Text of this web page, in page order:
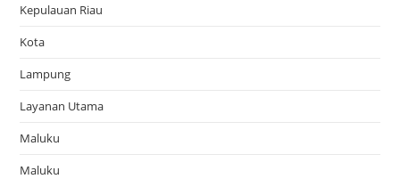
Kepulauan Riau
Kota
Lampung
Layanan Utama
Maluku
Maluku